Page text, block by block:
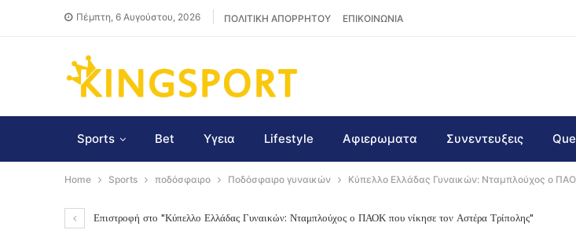
Πέμπτη, 6 Αυγούστου, 2026 ΠΟΛΙΤΙΚΗ ΑΠΟΡΡΗΤΟΥ ΕΠΙΚΟΙΝΩΝΙΑ
Sports Bet Υγεια Lifestyle Αφιερωματα Συνεντευξεις
Home Sports ποδόσφαιρο Ποδόσφαιρο γυναικών Κύπελλο Ελλάδας Γυναικών: Νταμπλούχος ο
Επιστροφή στο "Κύπελλο Ελλάδας Γυναικών: Νταμπλούχος ο ΠΑΟΚ που νίκησε τον Αστέρα Τρίπολης"